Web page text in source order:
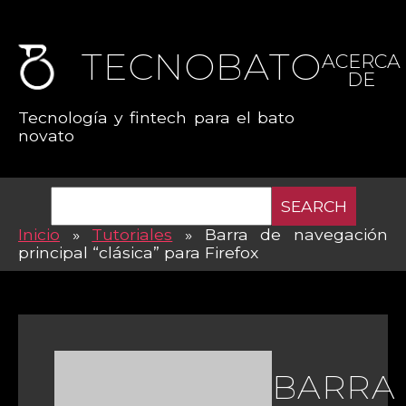
TECNOBATO
Tecnología y fintech para el bato
novato
ACERCA
DE
SEARCH
Inicio » Tutoriales » Barra de navegación
principal “clásica” para Firefox